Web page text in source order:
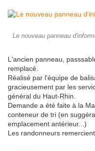
Le nouveau panneau
L'ancien panneau,
remplacé.
Réalisé par l'équipe de
gracieusement par les
général du Haut-Rhin.
Demande a été faite à la
conteneur de tri (en
emplacement antérieur...)
Les randonneurs